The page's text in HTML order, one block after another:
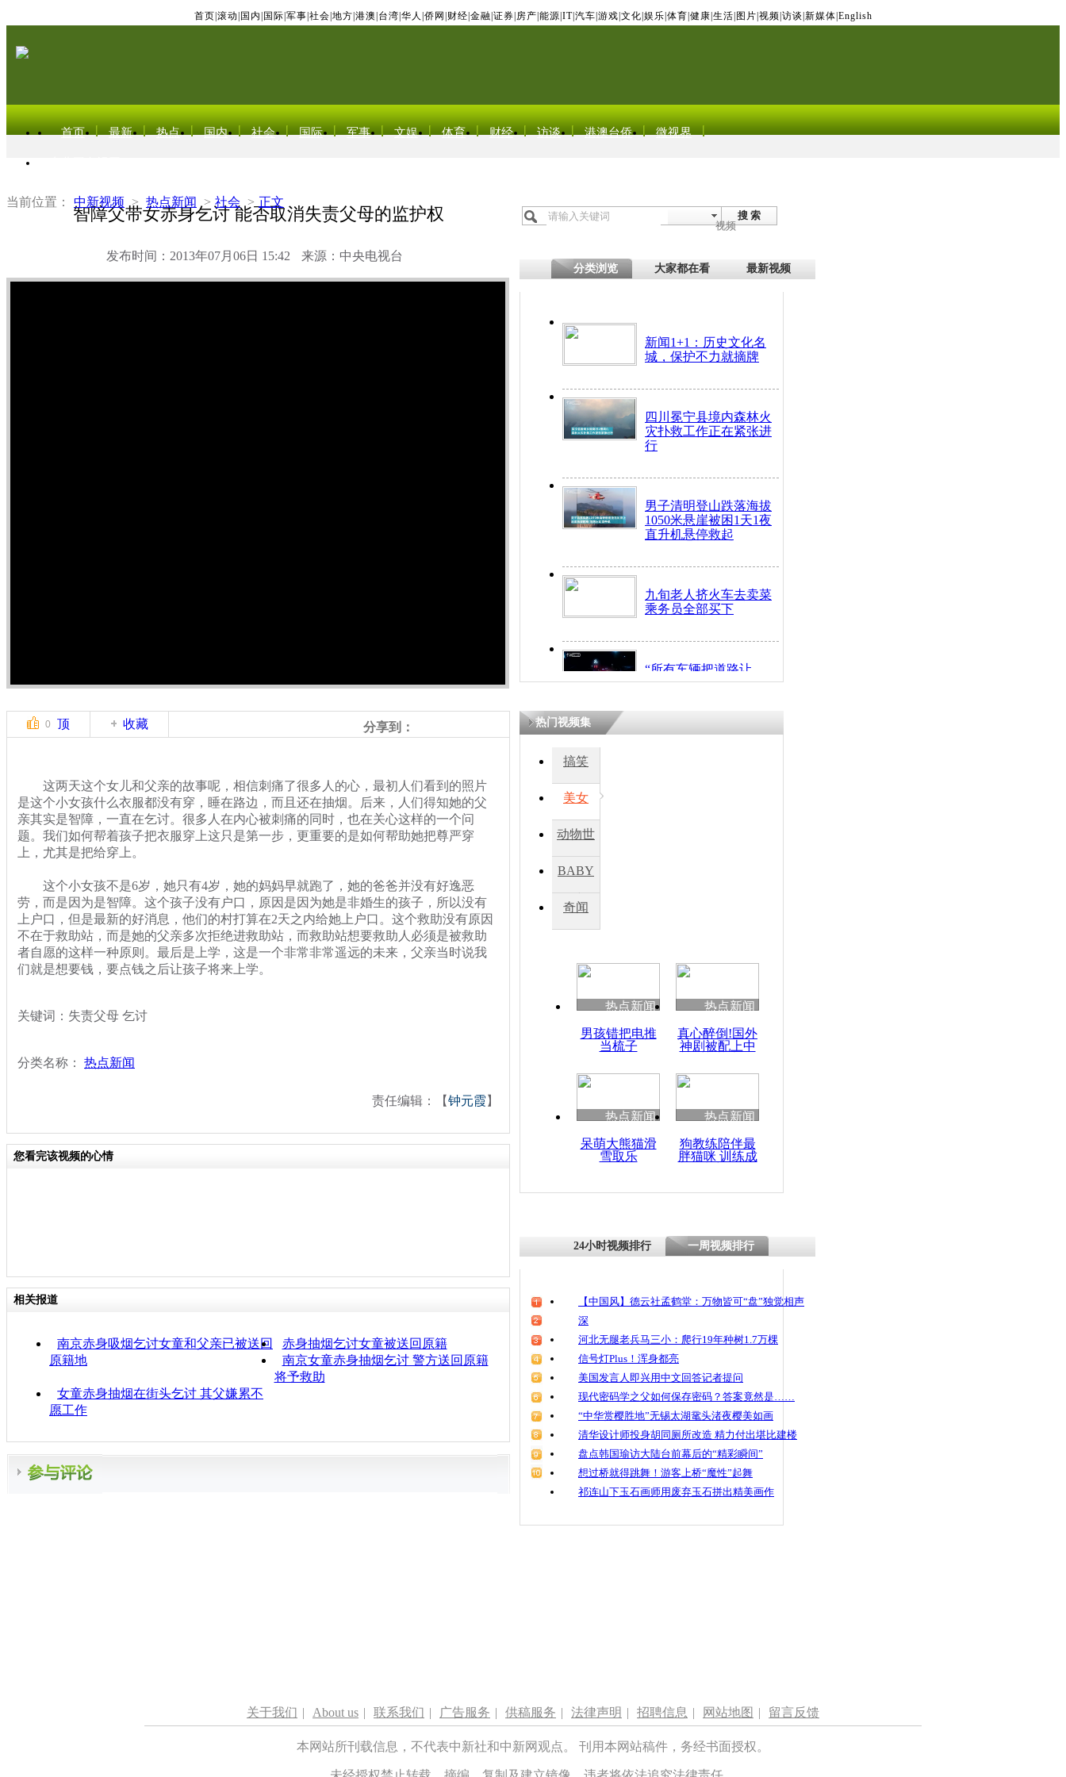
首页 滚动 国内 国际 军事 社会 地方 港澳 台湾 华人 侨网 财经 金融 证券 房产 能源 IT| 汽车 游戏 文化 娱乐 体育 健康 生活 图片 视频 访谈 新媒体 English
首页 最新 热点 国内 社会 国际 军事 文娱 体育 财经 访谈 港澳台侨 微视界
当前位置： 中新视频 > 热点新闻 > 社会 > 正文
智障父带女赤身乞讨 能否取消失责父母的监护权
发布时间：2013年07月06日 15:42 来源：中央电视台
搜 索
视频
分类浏览 大家都在看 最新视频
新闻1+1：历史文化名
城，保护不力就摘牌
四川冕宁县境内森林火
灾扑救工作正在紧张进
行
男子清明登山跌落海拔
1050米悬崖被困1天1夜
直升机悬停救起
九旬老人挤火车去卖菜
乘务员全部买下
“所有车辆把道路让
开！”儿童突发疾病交
四川兴文苗乡上万人欢
度苗族花山节
清明祭英烈 哀思悼忠
取消失责父母的监护权
0 顶 收藏 分享到：
这两天这个女儿和父亲的故事呢，相信刺痛了很多人的心，最初人们看到的照片
是这个小女孩什么衣服都没有穿，睡在路边，而且还在抽烟。后来，人们得知她的父
亲其实是智障，一直在乞讨。很多人在内心被刺痛的同时，也在关心这样的一个问
题。我们如何帮着孩子把衣服穿上这只是第一步，更重要的是如何帮助她把尊严穿
上，尤其是把给穿上。
这个小女孩不是6岁，她只有4岁，她的妈妈早就跑了，她的爸爸并没有好逸恶
劳，而是因为是智障。这个孩子没有户口，原因是因为她是非婚生的孩子，所以没有
上户口，但是最新的好消息，他们的村打算在2天之内给她上户口。这个救助没有原因
不在于救助站，而是她的父亲多次拒绝进救助站，而救助站想要救助人必须是被救助
者自愿的这样一种原则。最后是上学，这是一个非常非常遥远的未来，父亲当时说我
们就是想要钱，要点钱之后让孩子将来上学。
关键词：失责父母 乞讨
分类名称： 热点新闻
责任编辑：【钟元霞 】
您看完该视频的心情
相关报道
南京赤身吸烟乞讨女童和父亲已被送回
原籍地
赤身抽烟乞讨女童被送回原籍
南京女童赤身抽烟乞讨 警方送回原籍
将予救助
女童赤身抽烟在街头乞讨 其父嫌累不
愿工作
热门视频集
搞笑
美女
动物世
BABY
秀
奇闻
热点新闻
男孩错把电推
当梳子
热点新闻
真心醉倒!国外
神剧被配上中
热点新闻
呆萌大熊猫滑
雪取乐
热点新闻
狗教练陪伴最
胖猫咪 训练成
24小时视频排行 一周视频排行
【中国风】德云社孟鹤堂：万物皆可“盘”独觉相声
深
河北无腿老兵马三小：爬行19年种树1.7万棵
信号灯Plus！浑身都亮
美国发言人即兴用中文回答记者提问
现代密码学之父如何保存密码？答案竟然是……
“中华赏樱胜地”无锡太湖鼋头渚夜樱美如画
清华设计师投身胡同厕所改造 精力付出堪比建楼
盘点韩国瑜访大陆台前幕后的“精彩瞬间”
想过桥就得跳舞！游客上桥“魔性”起舞
祁连山下玉石画师用废弃玉石拼出精美画作
关于我们 | About us | 联系我们 | 广告服务 | 供稿服务 | 法律声明 | 招聘信息 | 网站地图 | 留言反馈
本网站所刊载信息，不代表中新社和中新网观点。 刊用本网站稿件，务经书面授权。